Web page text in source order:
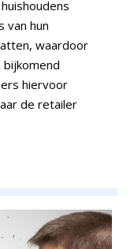
van hun
waardoor
bijkomend
hiervoor
de retailer